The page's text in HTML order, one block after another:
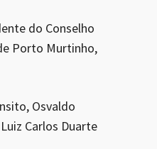
do Conselho
Porto Murtinho,
Osvaldo
Carlos Duarte